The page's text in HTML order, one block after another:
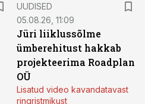
UUDISED
05.08.26, 11:09
Jüri liiklussõlme
ümberehitust hakkab
projekteerima Roadplan
OÜ
Lisatud video kavandatavast
ringristmikust